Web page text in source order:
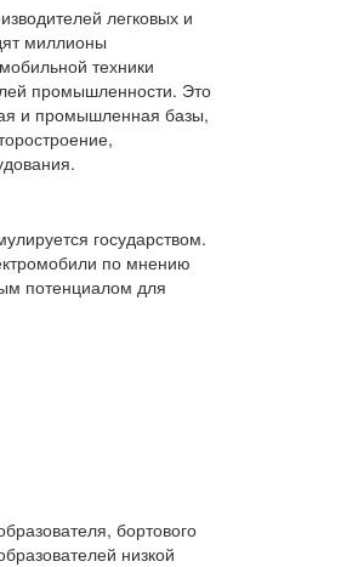
легковых и
миллионы
техники
промышленности. Это
и промышленная базы,
государством.
по мнению
потенциалом для
бортового
низкой